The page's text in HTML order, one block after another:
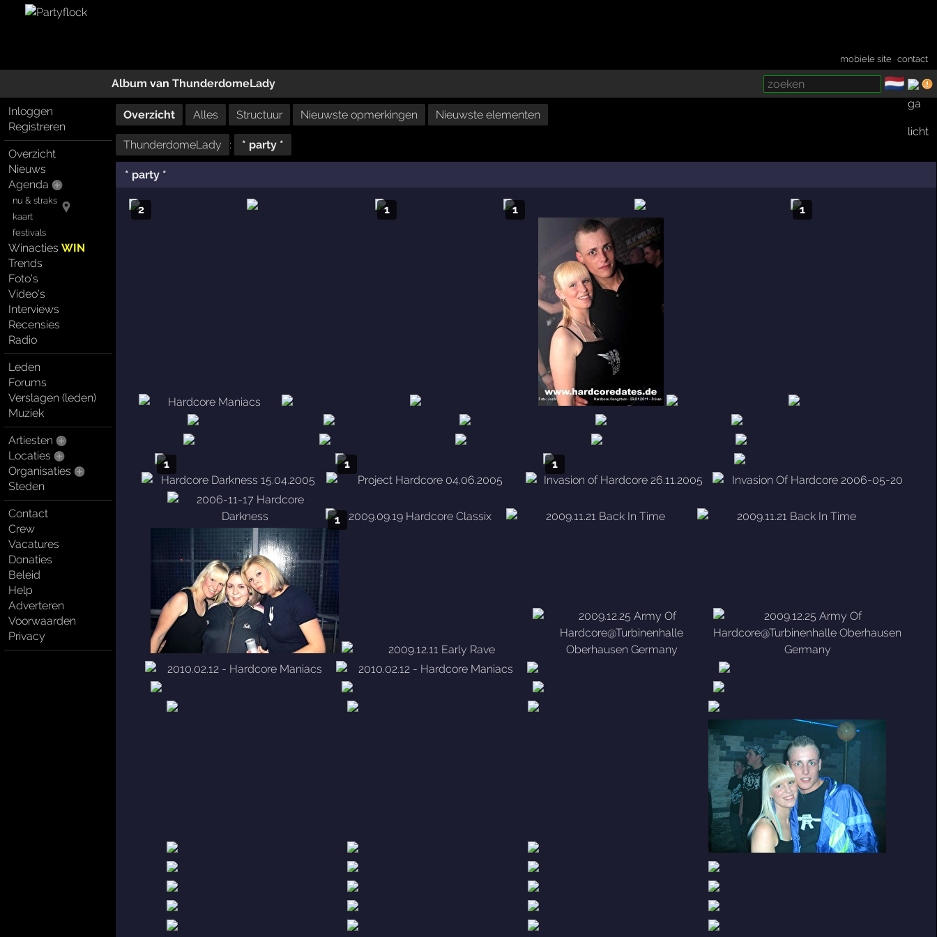
mobiele site ·contact
Album van ThunderdomeLady 🇳🇱
Inloggen
Registreren
Overzicht
Nieuws
Agenda
nu & straks
kaart
festivals
WinactiesWIN
Trends
Foto's
Video's
Interviews
Recensies
Radio
Leden
Forums
Verslagen (leden)
Muziek
Artiesten
Locaties
Organisaties
Steden
Contact
Crew
Vacatures
Donaties
Beleid
Help
Adverteren
Voorwaarden
Privacy
Overzicht Alles Structuur Nieuwste opmerkingen Nieuwste elementen
ThunderdomeLady : * party *
* party *
2 1 1 1
1 1 1
1